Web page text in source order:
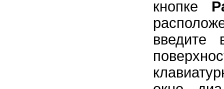
кнопке